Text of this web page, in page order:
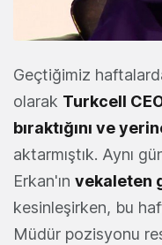
Geçtiğimiz
olarak Turkcell
bıraktığını ve
aktarmıştık. Aynı
Erkan'ın vekaleten
kesinleşirken, bu
Müdür pozisyonu